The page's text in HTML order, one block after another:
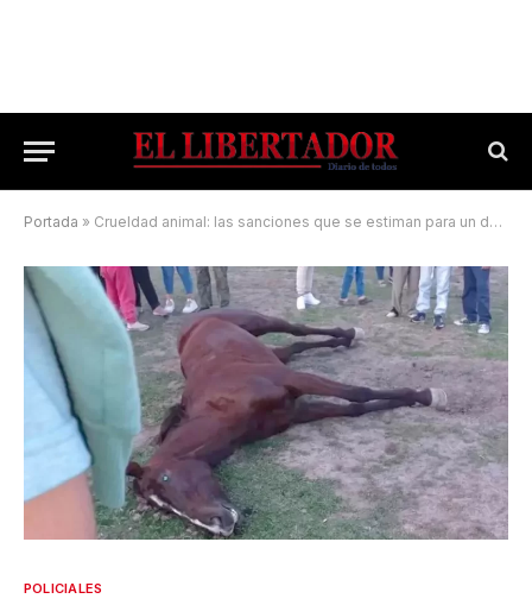
Portada » Crueldad animal: las sanciones que se estiman para un delito en crecimiento
POLICIALES